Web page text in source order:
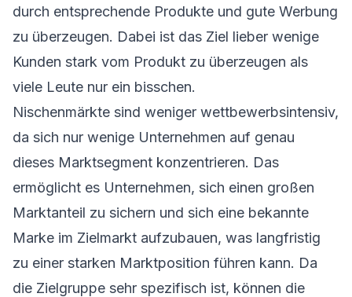
durch entsprechende Produkte und gute Werbung
zu überzeugen. Dabei ist das Ziel lieber wenige
Kunden stark vom Produkt zu überzeugen als
viele Leute nur ein bisschen.
Nischenmärkte sind weniger wettbewerbsintensiv,
da sich nur wenige Unternehmen auf genau
dieses Marktsegment konzentrieren. Das
ermöglicht es Unternehmen, sich einen großen
Marktanteil zu sichern und sich eine bekannte
Marke im Zielmarkt aufzubauen, was langfristig
zu einer starken Marktposition führen kann. Da
die Zielgruppe sehr spezifisch ist, können die